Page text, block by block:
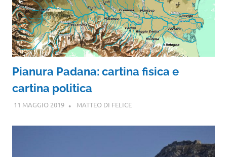
Pianura Padana: cartina fisica e
cartina politica
11 MAGGIO 2019 MATTEO DI FELICE